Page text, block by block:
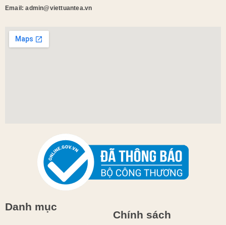
Email: admin@viettuantea.vn
Danh mục
Chính sách